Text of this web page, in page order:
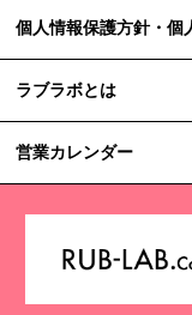
個人情報保護方針・個
ラブラボとは
営業カレンダー